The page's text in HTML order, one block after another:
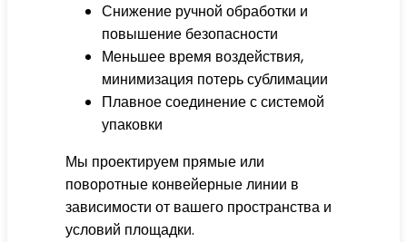
Снижение ручной обработки и
повышение безопасности
Меньшее время воздействия,
минимизация потерь сублимации
Плавное соединение с системой
упаковки
Мы проектируем прямые или
поворотные конвейерные линии в
зависимости от вашего пространства и
условий площадки.